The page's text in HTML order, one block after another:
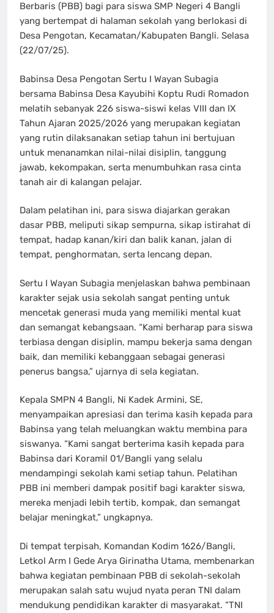
Berbaris (PBB) bagi para siswa SMP Negeri 4 Bangli
yang bertempat di halaman sekolah yang berlokasi di
Desa Pengotan, Kecamatan/Kabupaten Bangli. Selasa
(22/07/25).
Babinsa Desa Pengotan Sertu I Wayan Subagia
bersama Babinsa Desa Kayubihi Koptu Rudi Romadon
melatih sebanyak 226 siswa-siswi kelas VIII dan IX
Tahun Ajaran 2025/2026 yang merupakan kegiatan
yang rutin dilaksanakan setiap tahun ini bertujuan
untuk menanamkan nilai-nilai disiplin, tanggung
jawab, kekompakan, serta menumbuhkan rasa cinta
tanah air di kalangan pelajar.
Dalam pelatihan ini, para siswa diajarkan gerakan
dasar PBB, meliputi sikap sempurna, sikap istirahat di
tempat, hadap kanan/kiri dan balik kanan, jalan di
tempat, penghormatan, serta lencang depan.
Sertu I Wayan Subagia menjelaskan bahwa pembinaan
karakter sejak usia sekolah sangat penting untuk
mencetak generasi muda yang memiliki mental kuat
dan semangat kebangsaan. “Kami berharap para siswa
terbiasa dengan disiplin, mampu bekerja sama dengan
baik, dan memiliki kebanggaan sebagai generasi
penerus bangsa,” ujarnya di sela kegiatan.
Kepala SMPN 4 Bangli, Ni Kadek Armini, SE,
menyampaikan apresiasi dan terima kasih kepada para
Babinsa yang telah meluangkan waktu membina para
siswanya. “Kami sangat berterima kasih kepada para
Babinsa dari Koramil 01/Bangli yang selalu
mendampingi sekolah kami setiap tahun. Pelatihan
PBB ini memberi dampak positif bagi karakter siswa,
mereka menjadi lebih tertib, kompak, dan semangat
belajar meningkat,” ungkapnya.
Di tempat terpisah, Komandan Kodim 1626/Bangli,
Letkol Arm I Gede Arya Girinatha Utama, membenarkan
bahwa kegiatan pembinaan PBB di sekolah-sekolah
merupakan salah satu wujud nyata peran TNI dalam
mendukung pendidikan karakter di masyarakat. “TNI